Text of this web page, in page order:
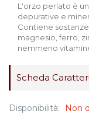
L'orzo perlato è
depurative e
Contiene
magnesio, ferro,
nemmeno
Scheda
Disponibilità: Non